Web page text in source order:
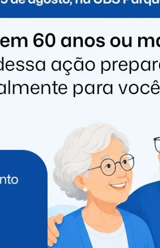
Castela. Tanto no sábado, quanto no
pelas chuvas no RS
solidariedade. Em virtude da
passada, a organização do festival
destinados às cidades
um lote especial da área VIP, no valor
277. Para quem trafega no sentido
(à direita), passando em seguida pela
e Eventos, na Rua Bahia, número 890,